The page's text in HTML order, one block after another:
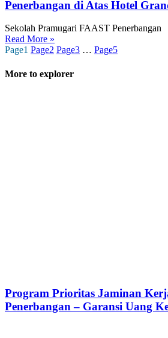
Penerbangan di Atas Hotel
Sekolah Pramugari FAAST Penerbangan
Read More »
Page1 Page2 Page3 … Page5
More to explorer
Program Prioritas Jaminan
Penerbangan – Garansi Uang